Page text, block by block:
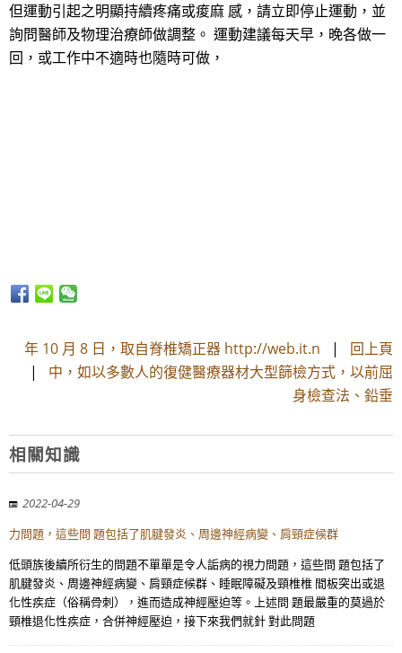
但運動引起之明顯持續疼痛或痠麻 感，請立即停止運動，並
詢問醫師及物理治療師做調整。 運動建議每天早，晚各做一
回，或工作中不適時也隨時可做，
年 10 月 8 日，取自脊椎矯正器 http://web.it.n | 回上頁
| 中，如以多數人的復健醫療器材大型篩檢方式，以前屈
身檢查法、鉛垂
相關知識
2022-04-29
力問題，這些問 題包括了肌腱發炎、周邊神經病變、肩頸症候群
低頭族後續所衍生的問題不單單是令人詬病的視力問題，這些問 題包括了
肌腱發炎、周邊神經病變、肩頸症候群、睡眠障礙及頸椎椎 間板突出或退
化性疾症（俗稱骨刺），進而造成神經壓迫等。上述問 題最嚴重的莫過於
頸椎退化性疾症，合併神經壓迫，接下來我們就針 對此問題